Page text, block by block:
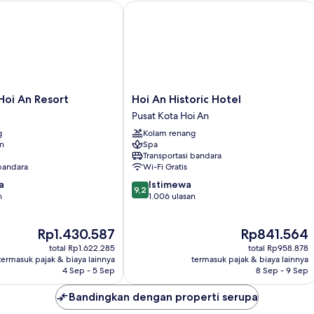
View
An Resort
Harga
sekarang
Rp1.430.587
Rp1.430.587
total Rp1.622.285
pajak & biaya lainnya
4 Sep - 5 Sep
Resort
Hoi
An
Historic
Hotel
Pusat
Kota
Hoi
An
Hoi An Historic Hotel
Pusat Kota Hoi An
Kolam renang
Spa
Transportasi bandara
Wi-Fi Gratis
9.2
dari
9,2 Istimewa
1.006 ulasan
Harga
sekarang
Rp841.564
Rp841.564
total Rp958.878
termasuk pajak & biaya lainnya
8 Sep - 9 Sep
Hoi An Historic Hotel
Bandingkan dengan properti serupa